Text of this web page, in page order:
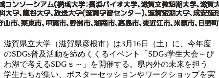
滋賀県立大学（滋賀県彦根市）は3月16日（土）に、今年度
のSDGs普及活動を締めくくるイベント「SDGs学生大会～び
わ湖で考えるSDGｓ～」を開催する。県内外の未来を担う
学生たちが集い、ポスターセッションやワークショップを実